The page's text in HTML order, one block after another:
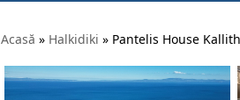
Acasă » Halkidiki » Pantelis House